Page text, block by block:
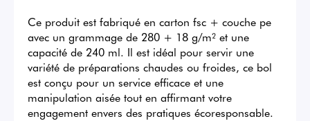
Ce produit est fabriqué en carton fsc + couche pe
avec un grammage de 280 + 18 g/m² et une
capacité de 240 ml. Il est idéal pour servir une
variété de préparations chaudes ou froides, ce bol
est conçu pour un service efficace et une
manipulation aisée tout en affirmant votre
engagement envers des pratiques écoresponsable.